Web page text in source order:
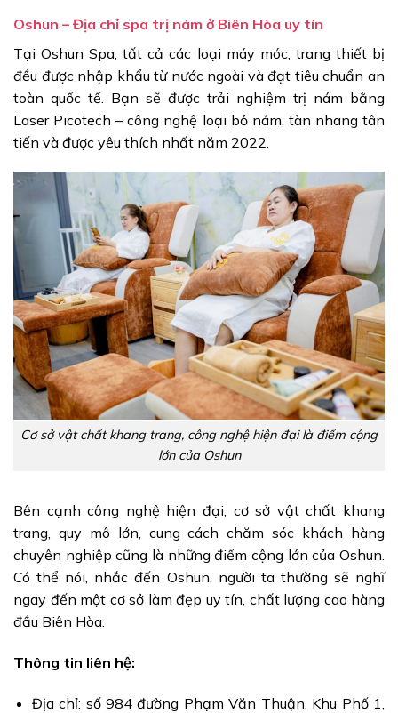
Oshun – Địa chỉ spa trị nám ở Biên Hòa uy tín
Tại Oshun Spa, tất cả các loại máy móc, trang thiết bị
đều được nhập khẩu từ nước ngoài và đạt tiêu chuẩn an
toàn quốc tế. Bạn sẽ được trải nghiệm trị nám bằng
Laser Picotech – công nghệ loại bỏ nám, tàn nhang tân
tiến và được yêu thích nhất năm 2022.
Cơ sở vật chất khang trang, công nghệ hiện đại là điểm cộng
lớn của Oshun
Bên cạnh công nghệ hiện đại, cơ sở vật chất khang
trang, quy mô lớn, cung cách chăm sóc khách hàng
chuyên nghiệp cũng là những điểm cộng lớn của Oshun.
Có thể nói, nhắc đến Oshun, người ta thường sẽ nghĩ
ngay đến một cơ sở làm đẹp uy tín, chất lượng cao hàng
đầu Biên Hòa.
Thông tin liên hệ:
Địa chỉ: số 984 đường Phạm Văn Thuận, Khu Phố 1,